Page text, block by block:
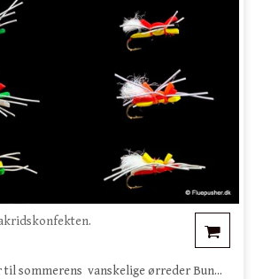
sommerens vanskelige ørreder Bun...